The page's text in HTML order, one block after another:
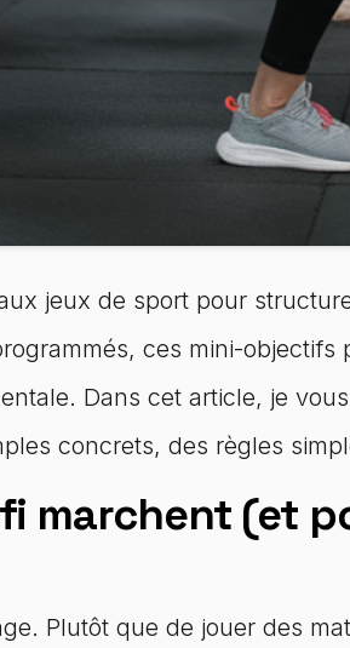
jeux de sport pour
ces mini-
Dans cet article, je
concrets, des règles
marchent (et
Plutôt que de jouer des